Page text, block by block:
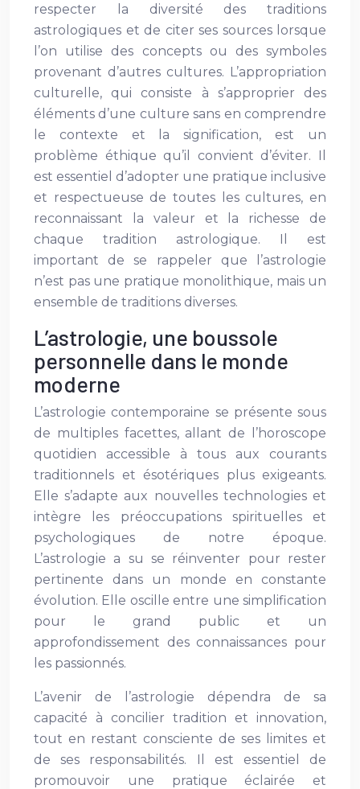
respecter la diversité des traditions
astrologiques et de citer ses sources lorsque
l’on utilise des concepts ou des symboles
provenant d’autres cultures. L’appropriation
culturelle, qui consiste à s’approprier des
éléments d’une culture sans en comprendre
le contexte et la signification, est un
problème éthique qu’il convient d’éviter. Il
est essentiel d’adopter une pratique inclusive
et respectueuse de toutes les cultures, en
reconnaissant la valeur et la richesse de
chaque tradition astrologique. Il est
important de se rappeler que l’astrologie
n’est pas une pratique monolithique, mais un
ensemble de traditions diverses.
L’astrologie, une boussole
personnelle dans le monde
moderne
L’astrologie contemporaine se présente sous
de multiples facettes, allant de l’horoscope
quotidien accessible à tous aux courants
traditionnels et ésotériques plus exigeants.
Elle s’adapte aux nouvelles technologies et
intègre les préoccupations spirituelles et
psychologiques de notre époque.
L’astrologie a su se réinventer pour rester
pertinente dans un monde en constante
évolution. Elle oscille entre une simplification
pour le grand public et un
approfondissement des connaissances pour
les passionnés.
L’avenir de l’astrologie dépendra de sa
capacité à concilier tradition et innovation,
tout en restant consciente de ses limites et
de ses responsabilités. Il est essentiel de
promouvoir une pratique éclairée et